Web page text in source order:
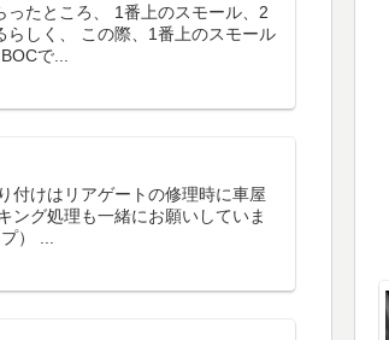
たところ、 1番上のスモール、2
しく、 この際、1番上のスモール
で...
付けはリアゲートの修理時に車屋
グ処理も一緒にお願いしていま
） ...